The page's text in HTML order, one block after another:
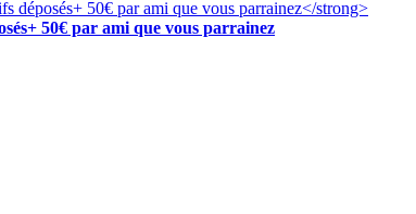
50€ par ami que vous parrainez